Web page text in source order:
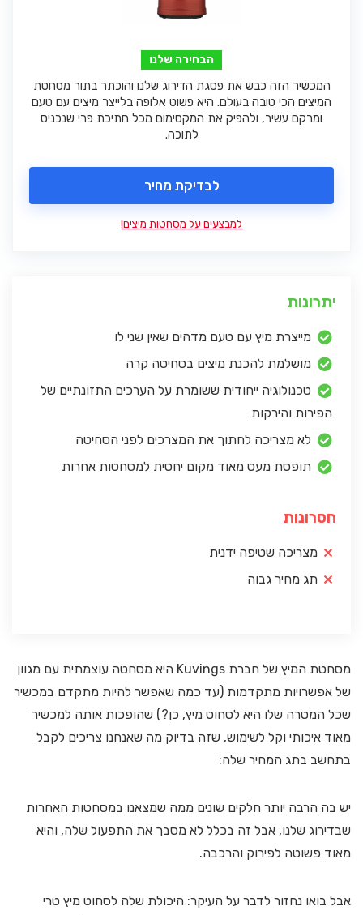
הבחירה שלנו
המכשיר הזה כבש את פסגת הדירוג שלנו והוכתר בתור מסחטת
המיצים הכי טובה בעולם. היא פשוט אלופה בלייצר מיצים עם טעם
ומרקם עשיר, ולהפיק את המקסימום מכל חתיכת פרי שנכניס
לתוכה.
לבדיקת מחיר
למבצעים על מסחטות מיצים!
יתרונות
מייצרת מיץ עם טעם מדהים שאין שני לו
מושלמת להכנת מיצים בסחיטה קרה
טכנולוגיה ייחודית ששומרת על הערכים התזונתיים של
הפירות והירקות
לא מצריכה לחתוך את המצרכים לפני הסחיטה
תופסת מעט מאוד מקום יחסית למסחטות אחרות
חסרונות
מצריכה שטיפה ידנית
תג מחיר גבוה
מסחטת המיץ של חברת Kuvings היא מסחטה עוצמתית עם מגוון
של אפשרויות מתקדמות (עד כמה שאפשר להיות מתקדם במכשיר
שכל המטרה שלו היא לסחוט מיץ, כן?) שהופכות אותה למכשיר
מאוד איכותי וקל לשימוש, שזה בדיוק מה שאנחנו צריכים לקבל
בתחשב בתג המחיר שלה:
יש בה הרבה יותר חלקים שונים ממה שמצאנו במסחטות האחרות
שבדירוג שלנו, אבל זה בכלל לא מסבך את התפעול שלה, והיא
מאוד פשוטה לפירוק והרכבה.
אבל בואו נחזור לדבר על העיקר: היכולת שלה לסחוט מיץ טרי